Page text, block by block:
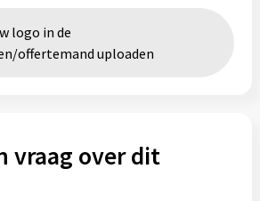
logo in de
offertemand uploaden
vraag over dit